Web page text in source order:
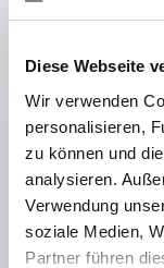
Diese Webseite
Wir verwenden
personalisieren,
zu können und
analysieren.
Verwendung
soziale Medien,
Partner führen
der für
ebenfalls
Verwendung
sehr geringe
Die
N (GS-ET-19).